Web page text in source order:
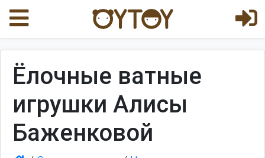
Ёлочные ватные
игрушки Алисы
Баженковой